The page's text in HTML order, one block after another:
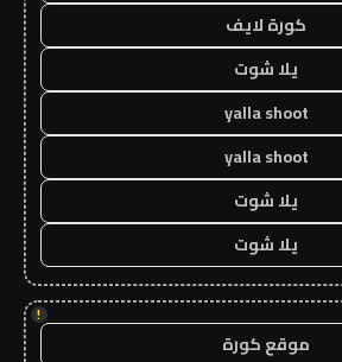
كورة لايف
يلا شوت
yalla shoot
yalla shoot
يلا شوت
يلا شوت
!
موقع كورة